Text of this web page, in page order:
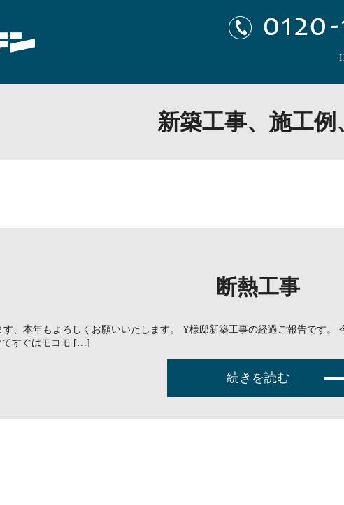
新築工事、施工例
断熱工事
、本年もよろしくお願いいたします。 Y様邸新築工事の経過ご報告です
てすぐはモコモ […]
続きを読む